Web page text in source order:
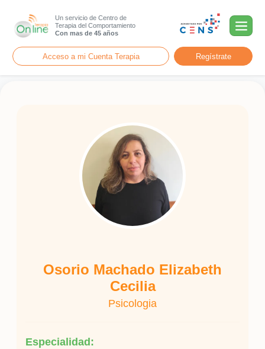
Un servicio de Centro de
Terapia del Comportamiento
Con mas de 45 años
Acceso a mi Cuenta Terapia Regístrate
Osorio Machado Elizabeth
Cecilia
Psicologia
Especialidad: